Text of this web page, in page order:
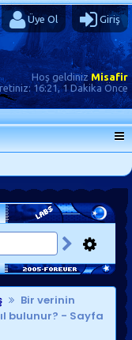
Üye Ol Giriş
Hoş geldinizMisafir
16:21, 1 Dakika Önce
Bir verinin
bulunur? - Sayfa